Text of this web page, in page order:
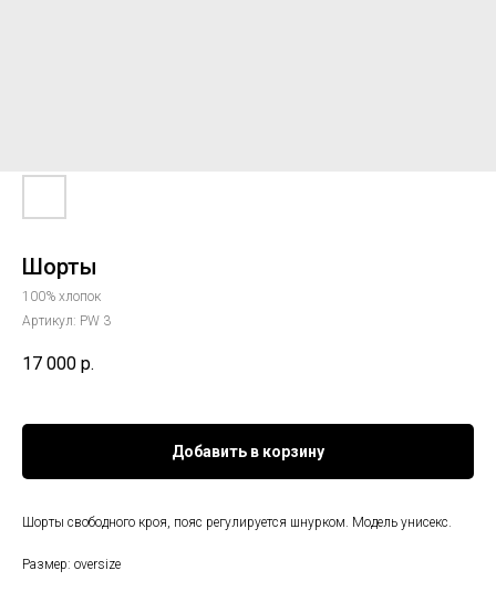
Шорты
100% хлопок
Артикул: PW 3
17 000 р.
Добавить в корзину
Шорты свободного кроя, пояс регулируется шнурком. Модель унисекс.
Размер: oversize